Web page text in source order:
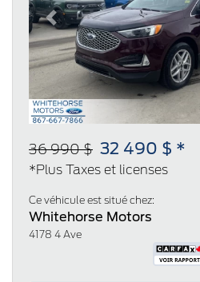
Previous
36 990 $ 32 490 $ *
*Plus Taxes et licenses
Ce véhicule est situé chez:
Whitehorse Motors
4178 4 Ave